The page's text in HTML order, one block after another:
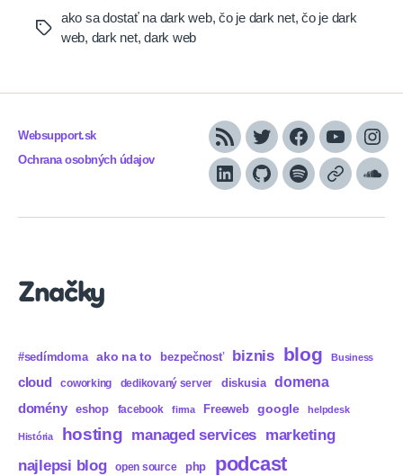
Tags
ako sa dostať na dark web,čo je dark net,čo je dark
web, dark net,dark web
Websupport.sk
Ochrana osobných údajov
RSS TwitterFacebook
YouTube
LinkedInGitHubSpotifyApple
Značky
#sedímdoma ako na to bezpečnosť biznis blog Business
cloud coworking dedikovaný server diskusia domena
domény eshop facebook firma Freeweb google helpdesk
História hosting managed services marketing
najlepsi blog open source php podcast